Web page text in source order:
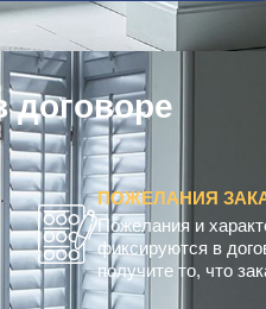
компе
ПОЖЕЛАНИЯ
Пожелания и
фиксируются в
получите то, что